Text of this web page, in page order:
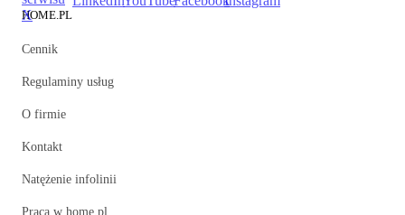
HOME.PL
Cennik
Regulaminy usług
O firmie
Kontakt
Natężenie infolinii
Praca w home.pl